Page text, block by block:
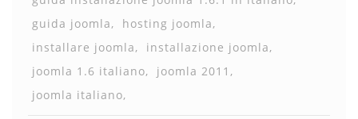
guida joomla
hosting joomla
installare joomla
installazione joomla
joomla 1.6 italiano
joomla 2011
joomla italiano